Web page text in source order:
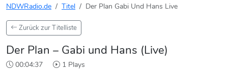
NDWRadio.de Titel Der Plan Gabi Und Hans Live
Zurück zur Titelliste
Der Plan – Gabi und Hans (Live)
00:04:37 1 Plays